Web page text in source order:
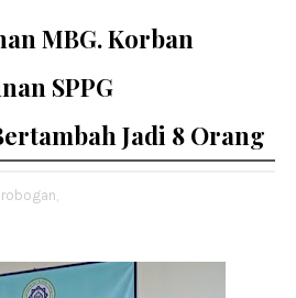
MBG. Korban
SPPG
Jadi 8 Orang